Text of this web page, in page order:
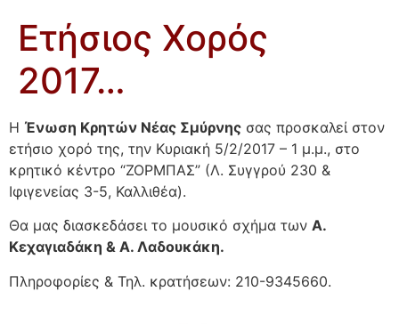
Ετήσιος Χορός
2017…
Η Ένωση Κρητών Νέας Σμύρνης σας προσκαλεί στον
ετήσιο χορό της, την Κυριακή 5/2/2017 – 1 μ.μ., στο
κρητικό κέντρο “ΖΟΡΜΠΑΣ” (Λ. Συγγρού 230 &
Ιφιγενείας 3-5, Καλλιθέα).
Θα μας διασκεδάσει το μουσικό σχήμα των Α.
Κεχαγιαδάκη & Α. Λαδουκάκη.
Πληροφορίες & Τηλ. κρατήσεων: 210-9345660.